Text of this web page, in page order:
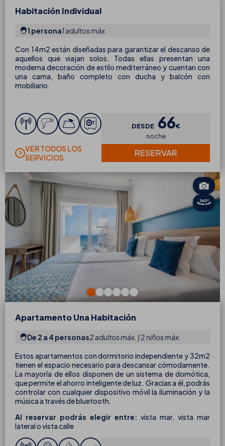
Habitación Individual
1 persona1 adultos máx.
Con 14m2 están diseñadas para garantizar el descanso de
aquellos que viajan solos. Todas ellas presentan una
moderna decoración de estilo mediterráneo y cuentan con
una cama, baño completo con ducha y balcón con
mobiliario.
VER TODOS LOS
SERVICIOS
DESDE 66€
noche
RESERVAR
Apartamento Una Habitación
De 2 a 4 personas2 adultos máx. | 2 niños máx.
Estos apartamentos con dormitorio independiente y 32m2
tienen el espacio necesario para descansar cómodamente.
La mayoría de ellos disponen de un sistema de domótica,
que permite el ahorro inteligente de luz. Gracias a él, podrás
controlar con cualquier dispositivo móvil la iluminación y la
música a través de bluetooth.
Al reservar podrás elegir entre: vista mar, vista mar
lateral o vista calle